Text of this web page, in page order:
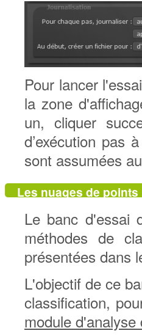
Pour lancer
la zone
un, cliquer
d’exécution pas
sont assumées
Les nuages de points
Le banc d'essai
méthodes de
présentées dans
L'objectif de ce
classification,
module